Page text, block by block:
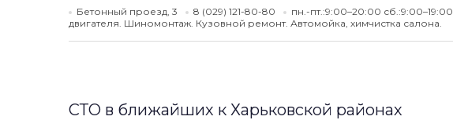
Бетонный проезд, 3 8 (029) 121-80-80 пн.-пт.:9:00–20:00 сб.:9:00–19:00
двигателя. Шиномонтаж. Кузовной ремонт. Автомойка, химчистка салона.
СТО в ближайших к Харьковской районах